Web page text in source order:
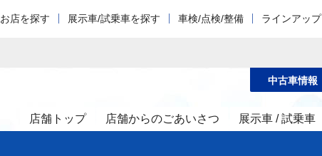
お店を探す 展示車/試乗車を探す 車検/点検/整備 ラインアップ
店舗トップ 店舗からのごあいさつ 展示車 / 試乗車
中古車情報